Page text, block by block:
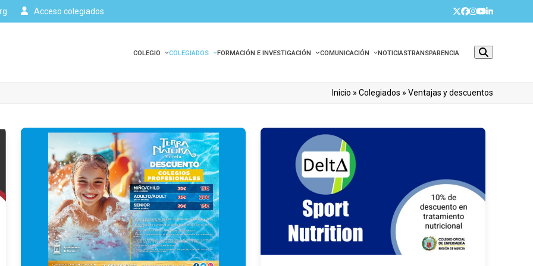
Acceso colegiados Twitter
Facebook
Instagram
YouTube
LinkedIn
COLEGIO COLEGIADOS FORMACIÓN E INVESTIGACIÓN COMUNICACIÓN NOTICIASTRANSPARENCIA
Inicio » Colegiados » Ventajas y descuentos